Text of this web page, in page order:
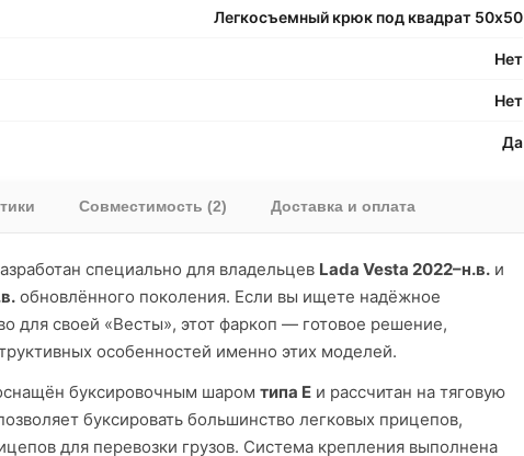
Легкосъемный крюк под квадрат 50х50
Нет
Нет
Да
Совместимость (2) Доставка и оплата
специально для владельцев Lada Vesta 2022–н.в. и
обновлённого поколения. Если вы ищете надёжное
для своей «Весты», этот фаркоп — готовое решение,
особенностей именно этих моделей.
буксировочным шаром типа E и рассчитан на тяговую
буксировать большинство легковых прицепов,
для перевозки грузов. Система крепления выполнена